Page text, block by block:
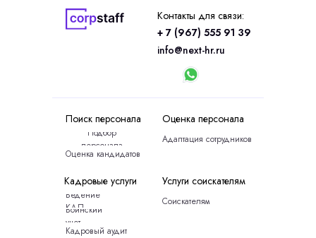
+ 7 (967) 555 91 39
Услуги соискателям
Кадровые услуги
Оценка персонала
Поиск персонала
info@next-hr.ru
Контакты для связи:
Воинский
учет
Кадровый аудит
Ведение
КДП
Соискателям
Адаптация сотрудников
Оценка кандидатов
Подбор
персонала